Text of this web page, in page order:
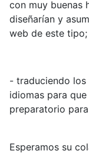
con muy buenas
diseñarían y
web de este tipo;
- traduciendo
idiomas para
preparatorio
Esperamos su